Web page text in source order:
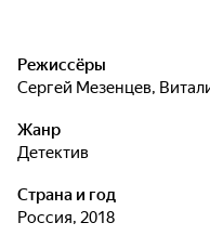
Режиссёры
Сергей Мезенцев,
Жанр
детектив
Страна и год
Россия, 2018